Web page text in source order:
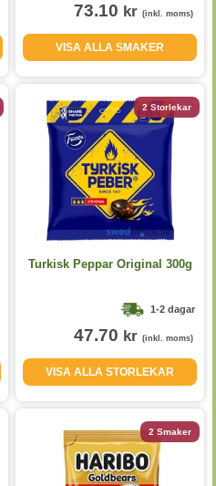
73.10 kr (inkl. moms)
VISA ALLA SMAKER
2 Storlekar
Turkisk Peppar Original 300g
1-2 dagar
47.70 kr (inkl. moms)
VISA ALLA STORLEKAR
2 Smaker